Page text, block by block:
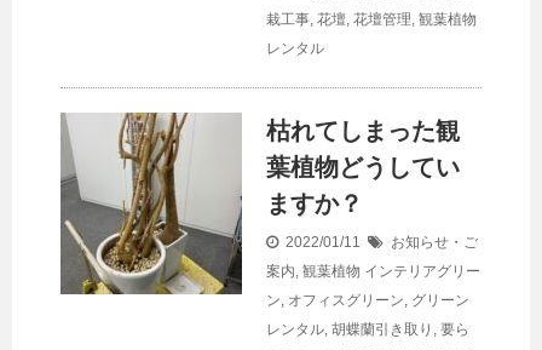
栽工事, 花壇, 花壇管理, 観葉植物
レンタル
枯れてしまった観
葉植物どうしてい
ますか？
2022/01/11
お知らせ・ご
案内, 観葉植物 インテリアグリー
ン, オフィスグリーン, グリーン
レンタル, 胡蝶蘭引き取り , 要ら